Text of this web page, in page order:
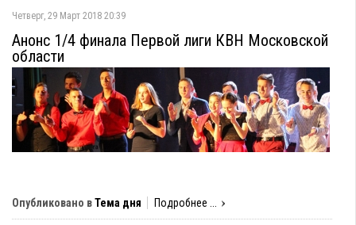
Четверг, 29 Март 2018 20:39
Анонс 1/4 финала Первой лиги КВН Московской
области
Опубликовано вТема дня Подробнее ...